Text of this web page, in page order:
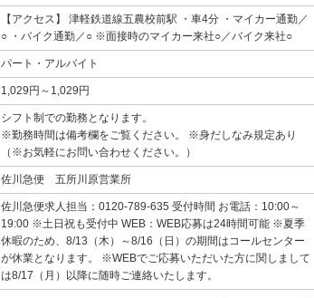
【アクセス】 津軽鉄道線五農校前駅 ・車4分 ・マイカー通勤／
○ ・バイク通勤／○ ※面接時のマイカー来社○／バイク来社○
パート・アルバイト
1,029円～1,029円
シフト制での勤務となります。
※勤務時間は備考欄をご覧ください。 ※身だしなみ規定あり
（※お気軽にお問い合わせください。）
佐川急便 五所川原営業所
佐川急便求人担当：0120-789-635 受付時間 お電話：10:00～
19:00 ※土日祝も受付中 WEB：WEB応募は24時間可能 ※夏季
休暇のため、8/13（木）～8/16（日）の期間はコールセンター
が休業となります。 ※WEBでご応募いただいた方に関しまして
は8/17（月）以降に随時ご連絡いたします。